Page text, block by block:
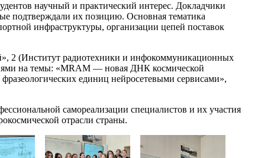
научный и практический интерес. Докладчики
подтверждали их позицию. Основная тематика
инфраструктуры, организации цепей поставок
2 (Институт радиотехники и инфокоммуникационных
на темы: «MRAM — новая ДНК космической
единиц нейросетевыми сервисами»,
самореализации специалистов и их участия
отрасли страны.